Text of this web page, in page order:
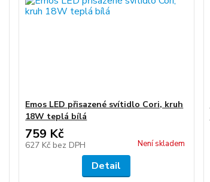
Emos LED přisazené svítidlo Cori, kruh
18W teplá bílá
759 Kč
627 Kč bez DPH Není skladem
Detail